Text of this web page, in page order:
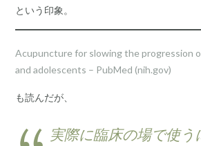
という印象。
Acupuncture for slowing the progression
and adolescents – PubMed (nih.gov)
も読んだが、
実際に臨床の場で使う